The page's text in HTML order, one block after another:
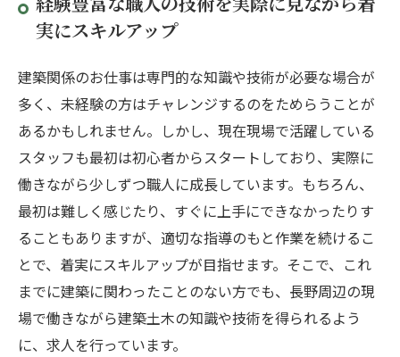
経験豊富な職人の技術を実際に見ながら着
実にスキルアップ
建築関係のお仕事は専門的な知識や技術が必要な場合が
多く、未経験の方はチャレンジするのをためらうことが
あるかもしれません。しかし、現在現場で活躍している
スタッフも最初は初心者からスタートしており、実際に
働きながら少しずつ職人に成長しています。もちろん、
最初は難しく感じたり、すぐに上手にできなかったりす
ることもありますが、適切な指導のもと作業を続けるこ
とで、着実にスキルアップが目指せます。そこで、これ
までに建築に関わったことのない方でも、長野周辺の現
場で働きながら建築土木の知識や技術を得られるよう
に、求人を行っています。